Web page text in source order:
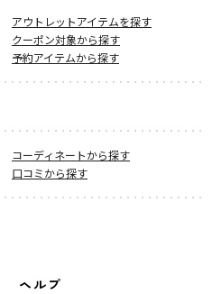
アウトレットアイテムを探す
クーポン対象から探す
予約アイテムから探す
コーディネートから探す
口コミから探す
ヘルプ